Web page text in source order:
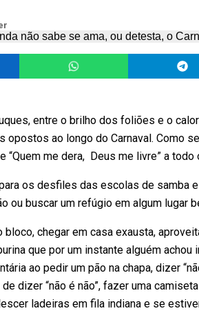
entre o brilho dos foliões e o
ao longo do Carnaval. Como
“Quem me dera, Deus me livre” a todo
os desfiles das escolas de samba
ou buscar um refúgio em algum lugar
chegar em casa exausta,
que por um instante alguém achou
ao pedir um pão na chapa, dizer
dizer “não é não”, fazer uma
ladeiras em fila indiana e se